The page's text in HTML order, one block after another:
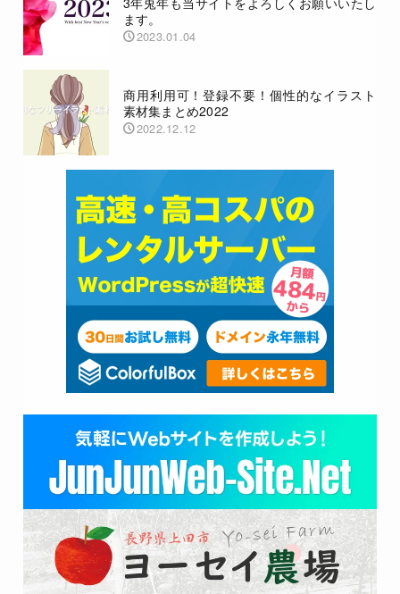
ます。
2023.01.04
商用利用可！登録不要！個性的なイラスト
素材集まとめ2022
2022.12.12